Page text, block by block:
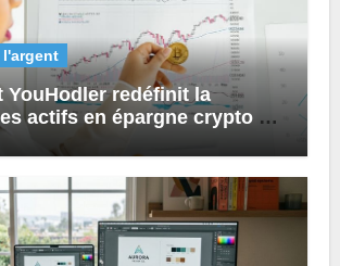
l'argent
YouHodler redéfinit la
actifs en épargne crypto et
?